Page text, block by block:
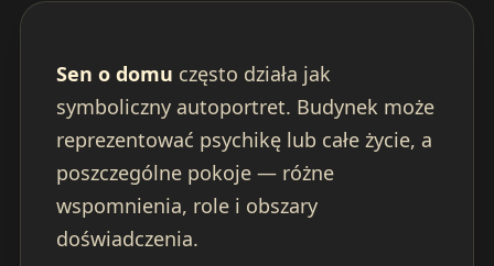
Sen o domu często działa jak
symboliczny autoportret. Budynek może
reprezentować psychikę lub całe życie, a
poszczególne pokoje — różne
wspomnienia, role i obszary
doświadczenia.